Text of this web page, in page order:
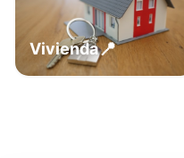
Vivienda📍